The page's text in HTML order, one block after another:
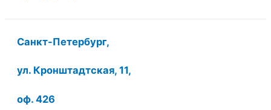
Санкт-Петербург,
ул. Кронштадтская, 11,
оф. 426